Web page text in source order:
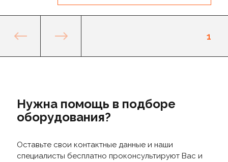
1
Нужна помощь в подборе
оборудования?
Оставьте свои контактные данные и наши
специалисты бесплатно проконсультируют Вас и